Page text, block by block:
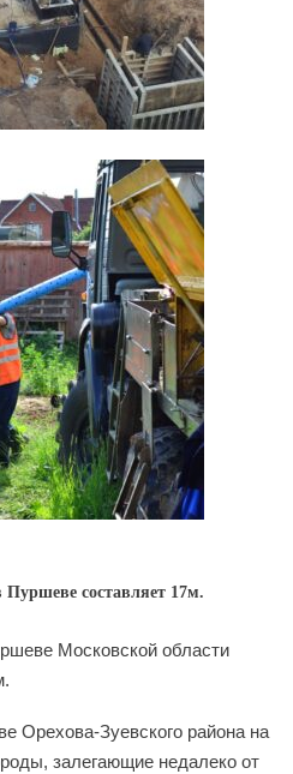
составляет 17м.
Московской области
Орехова-Зуевского района на
залегающие недалеко от